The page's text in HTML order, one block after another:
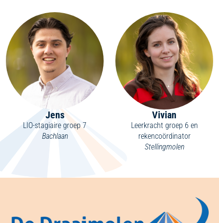
Jens
LIO-stagiaire groep 7
Bachlaan
Vivian
Leerkracht groep 6 en
rekencoördinator
Stellingmolen